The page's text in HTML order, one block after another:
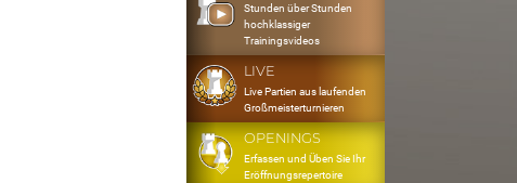
Stunden über Stunden
hochklassiger
Trainingsvideos
LIVE
Live Partien aus laufenden
Großmeisterturnieren
OPENINGS
Erfassen und Üben Sie Ihr
Eröffnungsrepertoire